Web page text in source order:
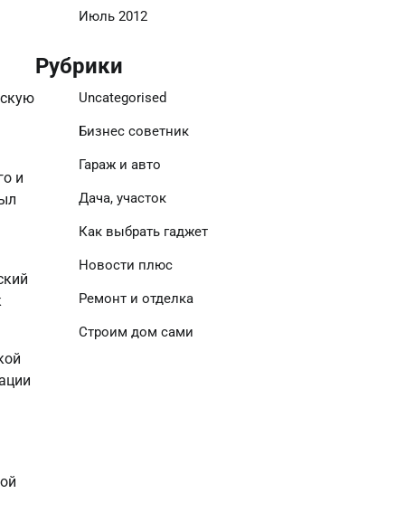
и
Июль 2012
Рубрики
Uncategorised
Бизнес советник
Гараж и авто
Дача, участок
Как выбрать гаджет
Новости плюс
Ремонт и отделка
Строим дом сами